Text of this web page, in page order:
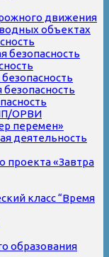
движения
объектах
безопасность
ОРВИ
перемен»
деятельность
проекта «Завтра
класс “Время
образования